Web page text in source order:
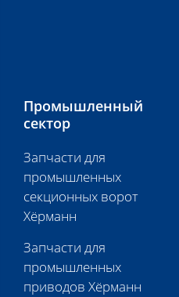
Промышленный
сектор
Запчасти для
промышленных
секционных ворот
Хёрманн
Запчасти для
промышленных
приводов Хёрманн